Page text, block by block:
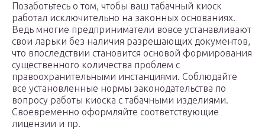
Позаботьтесь о том, чтобы ваш табачный киоск
работал исключительно на законных основаниях.
Ведь многие предприниматели вовсе устанавливают
свои ларьки без наличия разрешающих документов,
что впоследствии становится основой формирования
существенного количества проблем с
правоохранительными инстанциями. Соблюдайте
все установленные нормы законодательства по
вопросу работы киоска с табачными изделиями.
Своевременно оформляйте соответствующие
лицензии и пр.